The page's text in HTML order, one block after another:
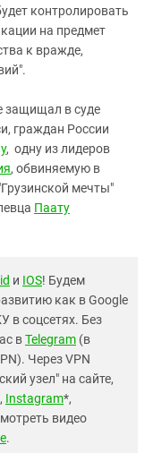
контролировать
на предмет
к вражде,
защищал в суде
граждан России
, одну из лидеров
, обвиняемую в
мечты"
Паату
и IOS! Будем
как в Google
в соцсетях. Без
вTelegram (в
Через VPN
узел" на сайте,
Instagram*,
видео
.